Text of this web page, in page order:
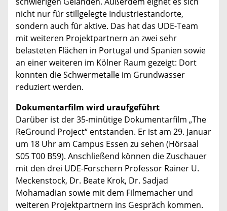
nicht nur für stillgelegte Industriestandorte,
sondern auch für aktive. Das hat das UDE-Team
mit weiteren Projektpartnern an zwei sehr
belasteten Flächen in Portugal und Spanien sowie
an einer weiteren im Kölner Raum gezeigt: Dort
konnten die Schwermetalle im Grundwasser
reduziert werden.
Dokumentarfilm wird uraufgeführt
Darüber ist der 35-minütige Dokumentarfilm „The
ReGround Project“ entstanden. Er ist am 29. Januar
um 18 Uhr am Campus Essen zu sehen (Hörsaal
S05 T00 B59). Anschließend können die Zuschauer
mit den drei UDE-Forschern Professor Rainer U.
Meckenstock, Dr. Beate Krok, Dr. Sadjad
Mohamadian sowie mit dem Filmemacher und
weiteren Projektpartnern ins Gespräch kommen.